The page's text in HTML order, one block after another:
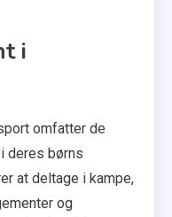
i
omfatter de
deres børns
at deltage i kampe,
og